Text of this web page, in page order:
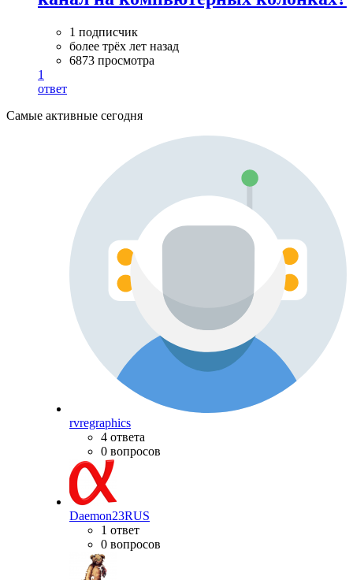
1 подписчик
более трёх лет назад
6873 просмотра
1
ответ
Самые активные сегодня
rvregraphics
4 ответа
0 вопросов
Daemon23RUS
1 ответ
0 вопросов